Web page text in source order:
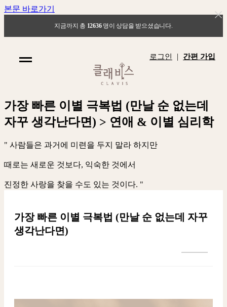
본문 바로가기
지금까지 총 12636 명이 상담을 받으셨습니다.
로그인 | 간편 가입
가장 빠른 이 별 극복법 (만날 순 없는데
자꾸 생각난다면) > 연애 & 이 별 심리 학
" 사람들은 과거 에 미 련 을 두지 말라 하지 만
때 로는 새 로운 것 보 다, 익숙한 것에 서
진정한 사랑을 찾을 수 도 있는 것이 다. "
가장 빠른 이별 극복법 (만날 순 없는데 자꾸
생각난다면)